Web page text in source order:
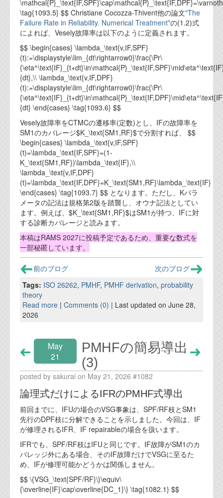
\tag{1093.5} $$ Christiane Cocozza-Thivent他の論文"The
Failure Rate in Reliability. Numerical Treatment"の(1.2)式
によれば、Vesely故障率は以下のように定義されます。
$$ \begin{cases} \lambda_\text{v,IF,SPF}
(t):=\displaystyle\lim_{dt\rightarrow0}\frac{\Pr\
{dt},\\ \lambda_\text{v,IF,DPF}
(t):=\displaystyle\lim_{dt\rightarrow0}\frac{\Pr\
{dt} \end{cases} \tag{1093.6} $$
Vesely故障率をCTMCの遷移率(定数)とし、IFの故障率を
SM1のカバレージ$K_\text{SM1,RF}$で分割すれば、 $$
\begin{cases} \lambda_\text{v,IF,SPF}
(t)=\lambda_\text{IF,SPF}=(1-
K_\text{SM1,RF})\lambda_\text{IF},\\
\lambda_\text{v,IF,DPF}
(t)=\lambda_\text{IF,DPF}=K_\text{SM1,RF}\lambda_\text{IF}
\end{cases} \tag{1093.7} $$ となります。ただし、Kパラ
メータの記法は規格第2版を踏襲し、オウナ記法としてい
ます。例えば、$K_\text{SM1,RF}$はSM1が持つ、IFに対
する診断カバレージと読みます。
本稿はRAMS 2027に投稿予定であるため、重要な数式を
一部秘匿しています。
前のブログ
次のブログ
Tags: ISO 26262, PMHF, PMHF derivation, probability
theory
Read more | Comments (0) | Last updated on June 28,
2026
May
21
PMHFの簡易導出
(3)
posted by sakurai on May 21, 2026 #1082
論理式だけによるIFRのPMHF式導出
前回までに、IFUの場合のVSG事象は、SPF/RF枝とSM1
先行のDPF枝に分解できることを示しました。今回は、IF
が修理されるIFR、IF repairableの場合を扱います。
IFRでも、SPF/RF枝はIFUと同じです。IF故障がSM1のカ
バレッジ外にある場合、そのIF故障だけでVSGに至るた
め、IFが修理可能かどうかは関係しません。
$$ \{VSG_\text{SPF/RF}\}\equiv\
{\overline{IF}\cap\overline{DC_1}\} \tag{1082.1} $$